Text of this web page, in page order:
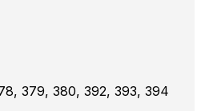
379, 380, 392, 393, 394